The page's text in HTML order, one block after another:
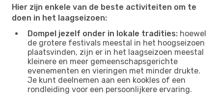
Hier zijn enkele van de beste activiteiten om te
doen in het laagseizoen:
Dompel jezelf onder in lokale tradities: hoewel
de grotere festivals meestal in het hoogseizoen
plaatsvinden, zijn er in het laagseizoen meestal
kleinere en meer gemeenschapsgerichte
evenementen en vieringen met minder drukte.
Je kunt deelnemen aan een kookles of een
rondleiding voor een persoonlijkere ervaring.